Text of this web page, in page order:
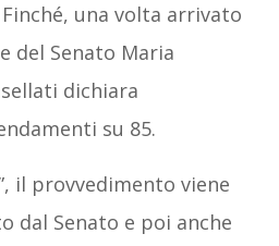
una volta arrivato
del Senato Maria
dichiara
su 85.
il provvedimento viene
dal Senato e poi anche